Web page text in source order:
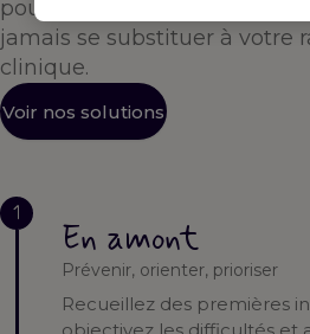
pour vous accompagner à
jamais se substituer à votre
clinique.
Voir nos solutions
1
En amont
Prévenir, orienter, prioriser
Recueillez des premières